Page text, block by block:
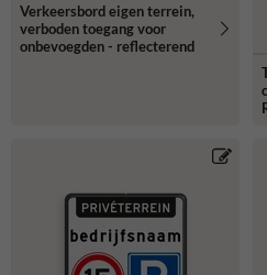
Verkeersbord eigen terrein,
verboden toegang voor
onbevoegden - reflecterend